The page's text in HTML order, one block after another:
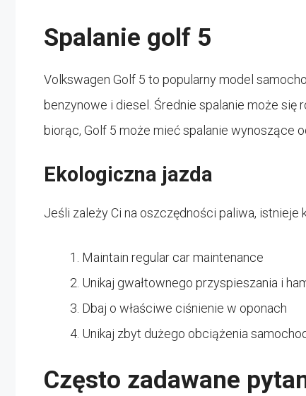
Spalanie golf 5
Volkswagen Golf 5 to popularny model
benzynowe i diesel. Średnie spalanie może
biorąc, Golf 5 może mieć spalanie wynoszące
Ekologiczna jazda
Jeśli zależy Ci na oszczędności paliwa,
Maintain regular car maintenance
Unikaj gwałtownego przyspieszania i
Dbaj o właściwe ciśnienie w oponach
Unikaj zbyt dużego obciążenia
Często zadawane